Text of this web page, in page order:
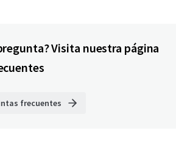
Visita nuestra página
frecuentes